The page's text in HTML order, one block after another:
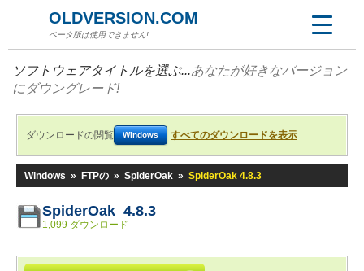
OLDVERSION.COM
ベータ版は使用できません!
ソフトウェアタイトルを選ぶ...あなたが好きなバージョン
にダウングレード!
ダウンロードの閲覧 Windows すべてのダウンロードを表示
Windows » FTPの » SpiderOak » SpiderOak 4.8.3
SpiderOak 4.8.3
1,099 ダウンロード